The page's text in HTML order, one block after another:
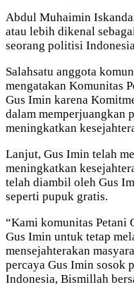
Abdul Muhaimin
atau lebih dikenal
seorang politisi
Salahsatu anggota
mengatakan Komunitas
Gus Imin karena
dalam memperjuangkan
meningkatkan
Lanjut, Gus Imin telah
meningkatkan
telah diambil oleh Gus
seperti pupuk gratis.
“Kami komunitas Petani
Gus Imin untuk tetap
mensejahterakan
percaya Gus Imin sosok
Indonesia, Bismillah